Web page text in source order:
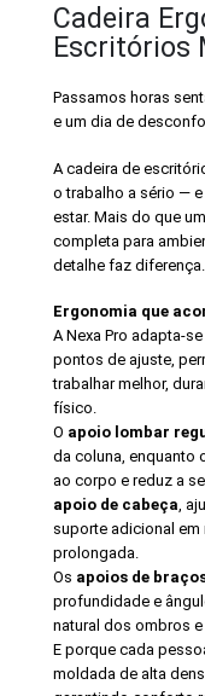
Cadeira
Escritórios
Passamos horas
e um dia de
A cadeira de
o trabalho a sério —
estar. Mais do que
completa para
detalhe faz diferença.
Ergonomia que
A Nexa Pro adapta-
pontos de ajuste,
trabalhar melhor,
físico.
O apoio lombar
da coluna, enquanto
ao corpo e reduz a
apoio de cabeça,
suporte adicional
prolongada.
Os apoios de
profundidade e
natural dos ombros
E porque cada
moldada de alta